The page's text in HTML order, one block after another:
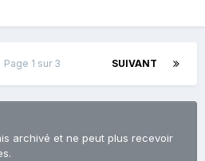
SUIVANT
Page 1 sur 3
archivé et ne peut plus recevoir